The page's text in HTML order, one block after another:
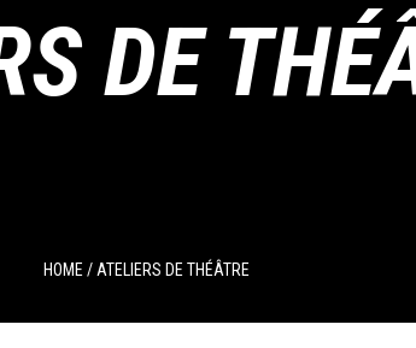
DE
HOME / ATELIERS DE THÉÂTRE